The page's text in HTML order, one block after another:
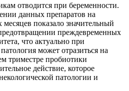
отводится при беременности.
данных препаратов на
показало значительный
преждевременных
что актуально при
может отразиться на
триместре пробиотики
действие, которое
патологии и